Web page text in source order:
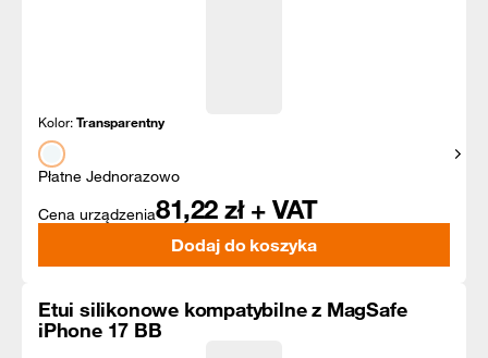
Kolor:Transparentny
Płatne Jednorazowo
Cena urządzenia81,22 zł + VAT
Dodaj do koszyka
Etui silikonowe kompatybilne z MagSafe
iPhone 17 BB